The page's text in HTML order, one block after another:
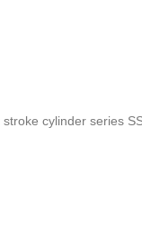
cylinder series